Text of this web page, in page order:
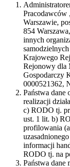
Pracodawców
Warszawie,
854
innych
Krajowego
Rejonowy dla
Gospodarczy
0000521362,
Państwa dane
realizacji
c) RODO tj.
ust. 1 lit. b)
profilowania
informacji
RODO tj. na
Państwa dane